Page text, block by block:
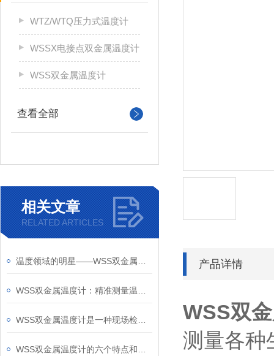
WTZ/WTQ压力式温度计
WSSX电接点双金属温度计
WSS双金属温度计
查看全部
相关文章
RELATED ARTICLES
产品详情
WSS双
测量各